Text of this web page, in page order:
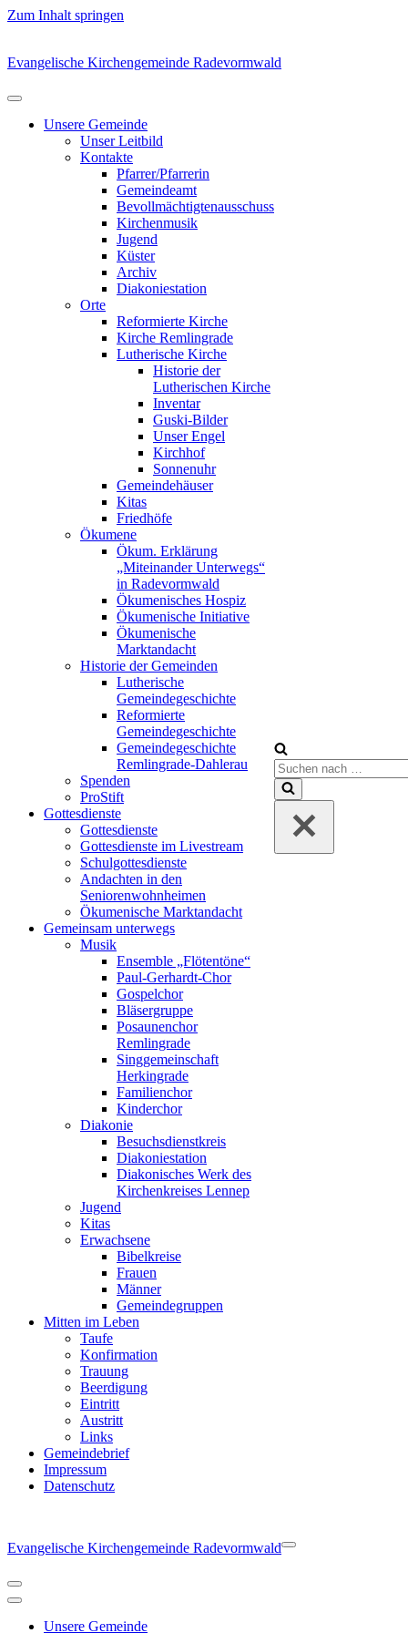
Zum Inhalt springen
Evangelische Kirchengemeinde Radevormwald
Unsere Gemeinde
Unser Leitbild
Kontakte
Pfarrer/Pfarrerin
Gemeindeamt
Bevollmächtigtenausschuss
Kirchenmusik
Jugend
Küster
Archiv
Diakoniestation
Orte
Reformierte Kirche
Kirche Remlingrade
Lutherische Kirche
Historie der
Lutherischen Kirche
Inventar
Guski-Bilder
Unser Engel
Kirchhof
Sonnenuhr
Gemeindehäuser
Kitas
Friedhöfe
Ökumene
Ökum. Erklärung
„Miteinander Unterwegs“
in Radevormwald
Ökumenisches Hospiz
Ökumenische Initiative
Ökumenische
Marktandacht
Historie der Gemeinden
Lutherische
Gemeindegeschichte
Reformierte
Gemeindegeschichte
Gemeindegeschichte
Remlingrade-Dahlerau
Spenden
ProStift
Gottesdienste
Gottesdienste
Gottesdienste im Livestream
Schulgottesdienste
Andachten in den
Seniorenwohnheimen
Ökumenische Marktandacht
Gemeinsam unterwegs
Musik
Ensemble „Flötentöne“
Paul-Gerhardt-Chor
Gospelchor
Bläsergruppe
Posaunenchor
Remlingrade
Singgemeinschaft
Herkingrade
Familienchor
Kinderchor
Diakonie
Besuchsdienstkreis
Diakoniestation
Diakonisches Werk des
Kirchenkreises Lennep
Jugend
Kitas
Erwachsene
Bibelkreise
Frauen
Männer
Gemeindegruppen
Mitten im Leben
Taufe
Konfirmation
Trauung
Beerdigung
Eintritt
Austritt
Links
Gemeindebrief
Impressum
Datenschutz
Suchen
nach …
Evangelische Kirchengemeinde Radevormwald Navigationsmenü
Navigationsmenü
Unsere Gemeinde